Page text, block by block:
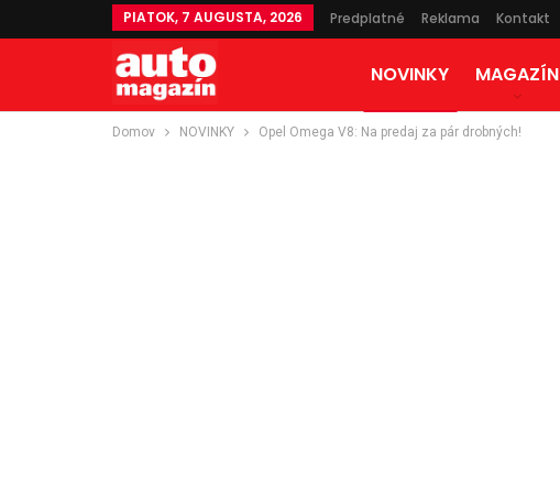
PIATOK, 7 AUGUSTA, 2026 Predplatné Reklama Kontakt
NOVINKY MAGAZÍN
Domov NOVINKY Opel Omega V8: Na predaj za pár drobných!